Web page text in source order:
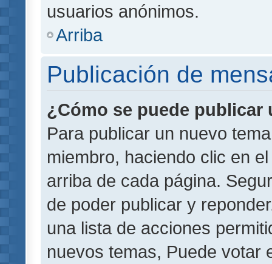
usuarios anónimos.
Arriba
Publicación de
¿Cómo se puede publicar
Para publicar un nuevo
miembro, haciendo clic en
arriba de cada página.
de poder publicar y
una lista de acciones
nuevos temas, Puede votar